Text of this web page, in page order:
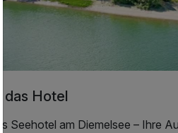
das Hotel
Seehotel am Diemelsee – Ihre